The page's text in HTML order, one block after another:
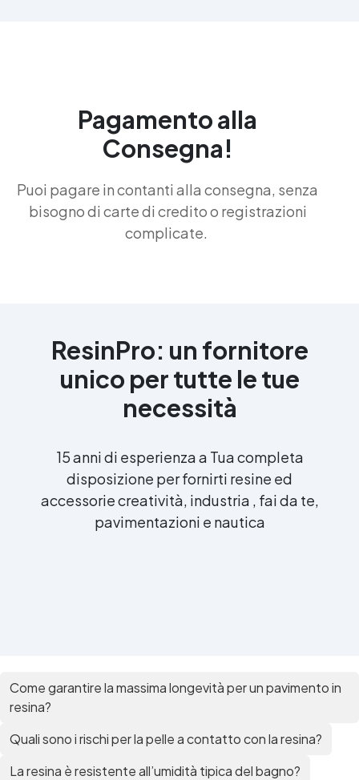
Pagamento alla
Consegna!
Puoi pagare in contanti alla consegna, senza
bisogno di carte di credito o registrazioni
complicate.
ResinPro: un fornitore
unico per tutte le tue
necessità
15 anni di esperienza a Tua completa
disposizione per fornirti resine ed
accessorie creatività, industria , fai da te,
pavimentazioni e nautica
Come garantire la massima longevità per un pavimento in
resina?
Quali sono i rischi per la pelle a contatto con la resina?
La resina è resistente all’umidità tipica del bagno?